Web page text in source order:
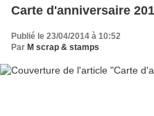
Carte d'anniversaire
Publié le 23/04/2014 à 10:52
Par M scrap & stamps